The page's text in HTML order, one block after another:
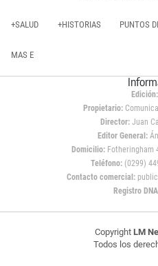
+SALUD +HISTORIAS PUNTOS
MAS E
Edición:
Propietario:
Director: Juan
Editor General:
Domicilio:Fotheringham
Teléfono: (0299)
Contacto comercial:
Registro
Copyright LM
Todos los